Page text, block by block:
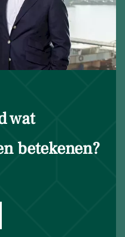
wat
betekenen?